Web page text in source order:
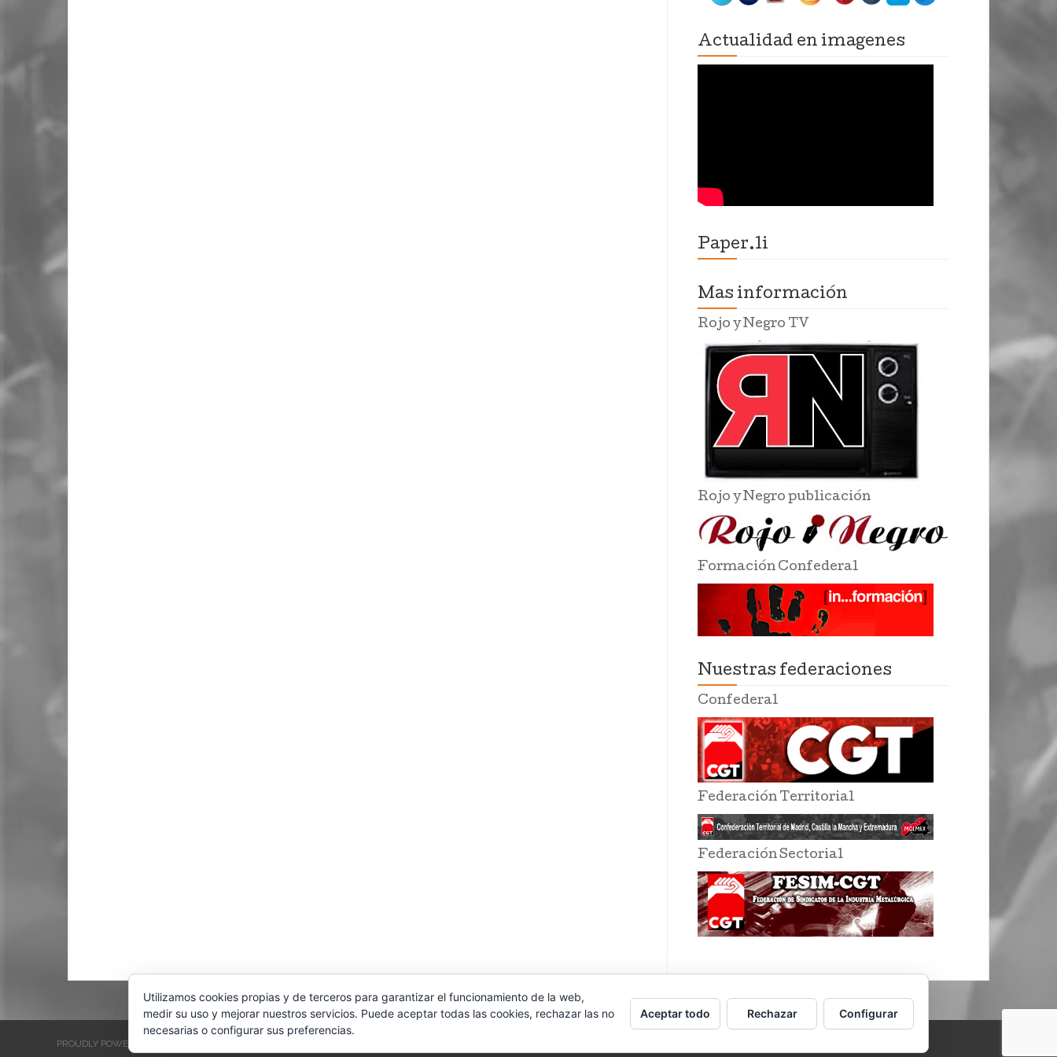
Actualidad en imagenes
Paper.li
Mas información
Rojo y Negro TV
Rojo y Negro publicación
Formación Confederal
Nuestras federaciones
Confederal
Federación Territorial
Federación Sectorial
PROUDLY POWERED BY WORDPRESS
Utilizamos cookies propias y de terceros para garantizar el funcionamiento de la web,
medir su uso y mejorar nuestros servicios. Puede aceptar todas las cookies, rechazar las no
necesarias o configurar sus preferencias.
Aceptar todo Rechazar Configurar